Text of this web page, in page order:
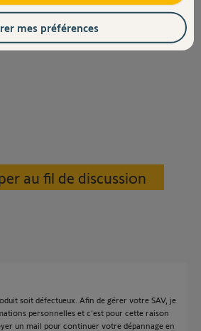
journée et j'espère que mon problème
bien entendu résolu.
au fil de discussion
soit défectueux. Afin de gérer votre SAV, je
personnelles et c'est pour cette raison
un mail pour continuer votre dépannage en
mes préférences